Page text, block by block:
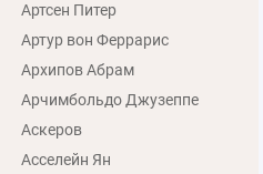
Артсен Питер
Артур вон Феррарис
Архипов Абрам
Арчимбольдо Джузеппе
Аскеров
Асселейн Ян